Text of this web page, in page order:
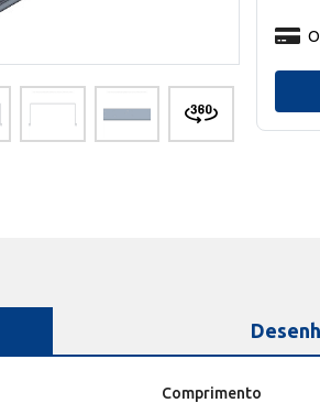
Comprimento